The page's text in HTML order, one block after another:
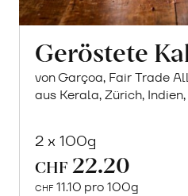
Geröstete
von Garçoa, Fair Trade
aus Kerala, Zürich,
2 x 100g
CHF 22.20
CHF 11.10 pro 100g